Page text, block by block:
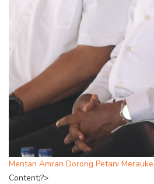
Mentan Amran Dorong Petani
Content;?>